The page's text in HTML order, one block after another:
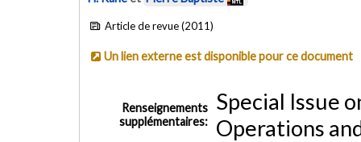
Article de revue (2011)
Un lien externe est disponible pour ce document
Renseignements
supplémentaires:
Special Issue
Operations